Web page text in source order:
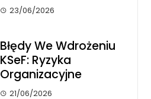
23/06/2026
Błędy We Wdrożeniu
KSeF: Ryzyka
Organizacyjne
21/06/2026